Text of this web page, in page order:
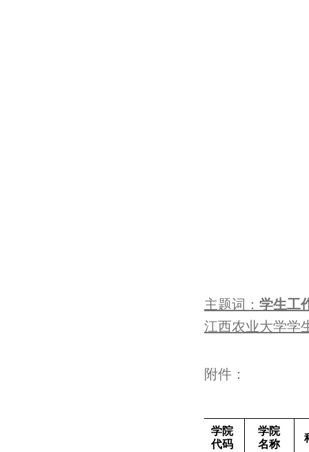
主题词： 学生工
江西农业大学学
附件：
学院
代码
学院
名称